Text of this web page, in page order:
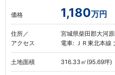
価格 1,180万円
住所／
アクセス
宮城県柴田郡大河
電車: ＪＲ東北本線
土地面積 316.33㎡(95.69坪)